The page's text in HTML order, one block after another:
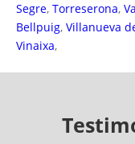
Segre, Torreserona,
Bellpuig, Villanueva
Vinaixa,